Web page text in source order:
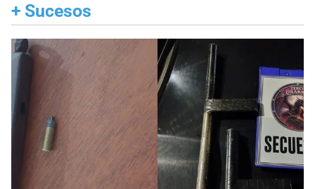
+ Sucesos